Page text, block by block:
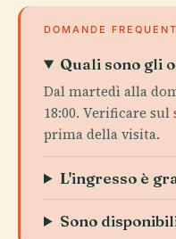
DOMANDE
Quali sono gli
Dal martedì alla
18:00. Verificare sul
prima della visita.
L'ingresso è
Sono